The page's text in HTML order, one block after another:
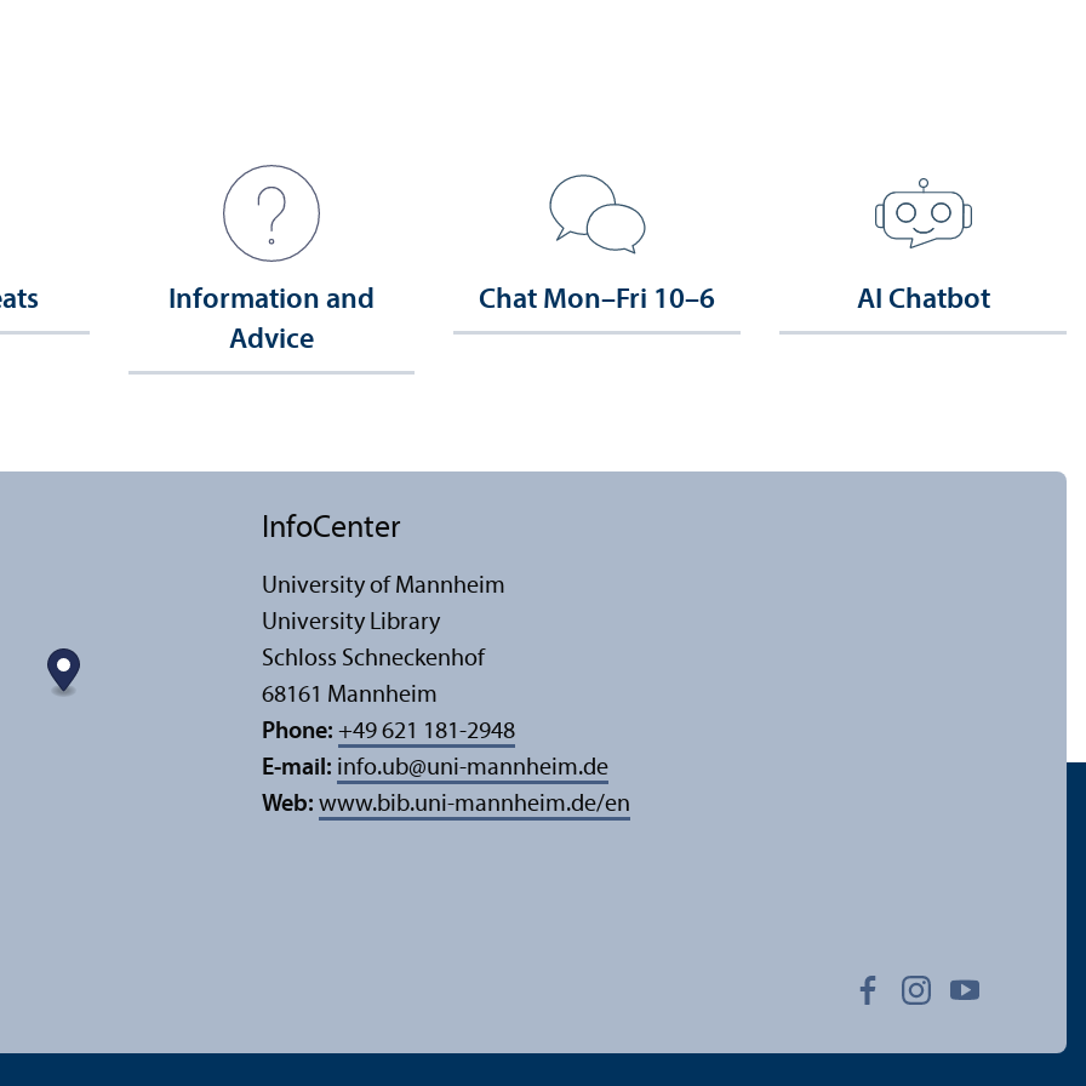
Information and
Advice
Chat Mon–Fri 10–6 AI Chatbot
InfoCenter
University of Mannheim
University Library
Schloss Schneckenhof
68161 Mannheim
Phone: +49 621 181-2948
E-mail: info.ub@uni-mannheim.de
Web: www.bib.uni-mannheim.de/en